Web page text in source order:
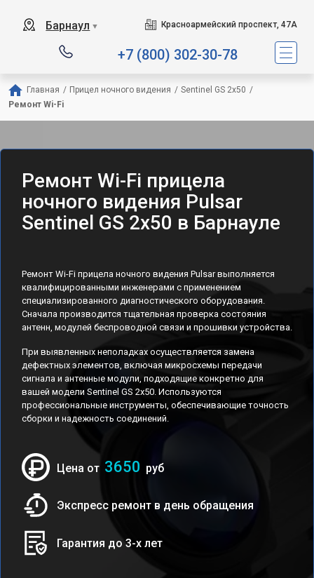
Барнаул ▼ Красноармейский проспект, 47А
+7 (800) 302-30-78
Главная / Прицел ночного видения / Sentinel GS 2x50 /
Ремонт Wi-Fi
Ремонт Wi-Fi прицела
ночного видения Pulsar
Sentinel GS 2x50 в Барнауле
Ремонт Wi-Fi прицела ночного видения Pulsar выполняется
квалифицированными инженерами с применением
специализированного диагностического оборудования.
Сначала производится тщательная проверка состояния
антенн, модулей беспроводной связи и прошивки устройства.
При выявленных неполадках осуществляется замена
дефектных элементов, включая микросхемы передачи
сигнала и антенные модули, подходящие конкретно для
вашей модели Sentinel GS 2x50. Используются
профессиональные инструменты, обеспечивающие точность
сборки и надежность соединений.
Цена от 3650 руб
Экспресс ремонт в день обращения
Гарантия до 3-х лет